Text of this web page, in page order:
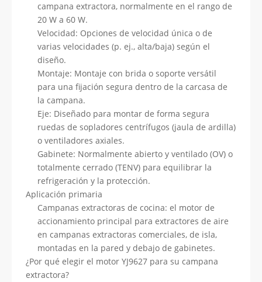
campana extractora, normalmente en el rango de
20 W a 60 W.
Velocidad: Opciones de velocidad única o de
varias velocidades (p. ej., alta/baja) según el
diseño.
Montaje: Montaje con brida o soporte versátil
para una fijación segura dentro de la carcasa de
la campana.
Eje: Diseñado para montar de forma segura
ruedas de sopladores centrífugos (jaula de ardilla)
o ventiladores axiales.
Gabinete: Normalmente abierto y ventilado (OV) o
totalmente cerrado (TENV) para equilibrar la
refrigeración y la protección.
Aplicación primaria
Campanas extractoras de cocina: el motor de
accionamiento principal para extractores de aire
en campanas extractoras comerciales, de isla,
montadas en la pared y debajo de gabinetes.
¿Por qué elegir el motor YJ9627 para su campana
extractora?